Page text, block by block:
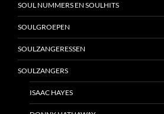
SOUL NUMMERS EN SOULHITS
SOULGROEPEN
SOULZANGERESSEN
SOULZANGERS
ISAAC HAYES